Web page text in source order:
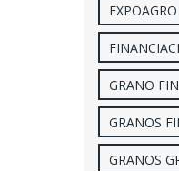
EXPOAGRO
GRANO
GRANOS
GRANOS